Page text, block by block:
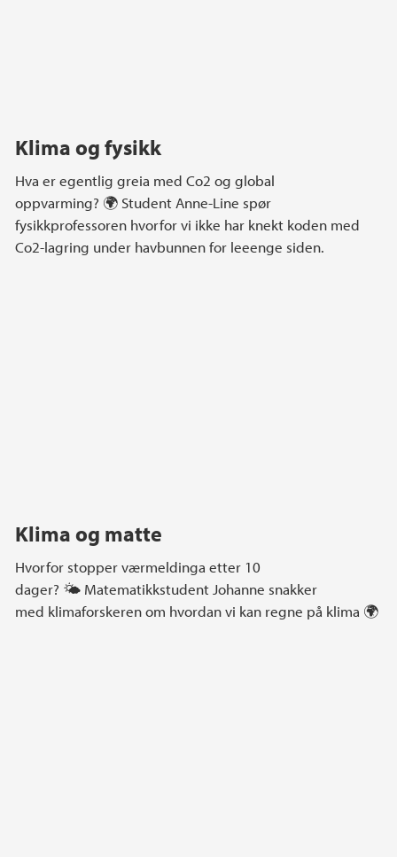
Klima og fysikk
Hva er egentlig greia med Co2 og global
oppvarming? 🌍 Student Anne-Line spør
fysikkprofessoren hvorfor vi ikke har knekt koden med
Co2-lagring under havbunnen for leeenge siden.
Klima og matte
Hvorfor stopper værmeldinga etter 10
dager? 🌤️ Matematikkstudent Johanne snakker
med klimaforskeren om hvordan vi kan regne på klima 🌍